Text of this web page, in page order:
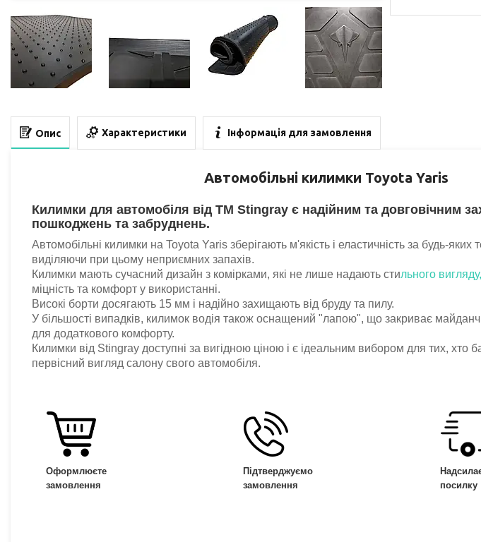
Опис Характеристики Інформація для замовлення
Автомобільні килимки Toyota Yaris
Килимки для автомобіля від TM Stingray є надійним та довговічним
пошкоджень та забруднень.
Автомобільні килимки на Toyota Yaris зберігають м'якість і еластичність за будь-яких
виділяючи при цьому неприємних запахів.
Килимки мають сучасний дизайн з комірками, які не лише надають стильного
міцність та комфорт у використанні.
Високі борти досягають 15 мм і надійно захищають від бруду та пилу.
У більшості випадків, килимок водія також оснащений "лапою", що закриває
для додаткового комфорту.
Килимки від Stingray доступні за вигідною ціною і є ідеальним вибором для тих, хто
первісний вигляд салону свого автомобіля.
Оформлюєте
замовлення
Підтверджуємо
замовлення
посилку